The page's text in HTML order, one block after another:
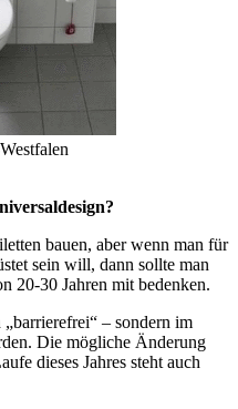
bauen, aber wenn man für
sein will, dann sollte man
20-30 Jahren mit bedenken.
– sondern im
Die mögliche Änderung
dieses Jahres steht auch